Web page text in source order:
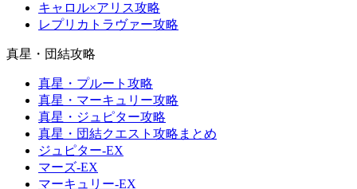
キャロル×アリス攻略
レプリカトラヴァー攻略
真星・団結攻略
真星・プルート攻略
真星・マーキュリー攻略
真星・ジュピター攻略
真星・団結クエスト攻略まとめ
ジュピター-EX
マーズ-EX
マーキュリー-EX